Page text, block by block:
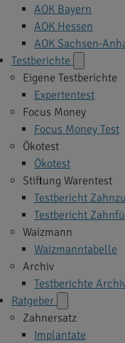
AOK Bayern
AOK Hessen
AOK Sachsen-
Testberichte
Eigene Testberichte
Expertentest
Focus Money
Focus Money Test
Ökotest
Ökotest
Stiftung Warentest
Testbericht
Testbericht
Waizmann
Waizmanntabelle
Archiv
Testberichte
Ratgeber
Zahnersatz
Implantate